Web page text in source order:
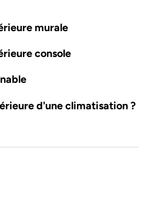
murale
console
d'une climatisation ?